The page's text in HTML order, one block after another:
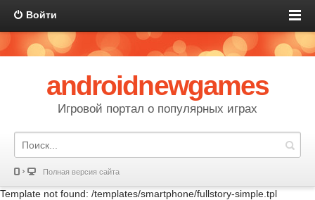
Войти
androidnewgames
Игровой портал о популярных играх
Полная версия сайта
Template not found: /templates/smartphone/fullstory-simple.tpl